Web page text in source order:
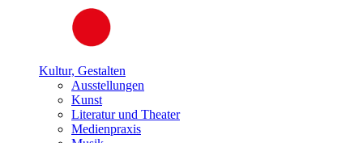
Kultur, Gestalten
Ausstellungen
Kunst
Literatur und Theater
Medienpraxis